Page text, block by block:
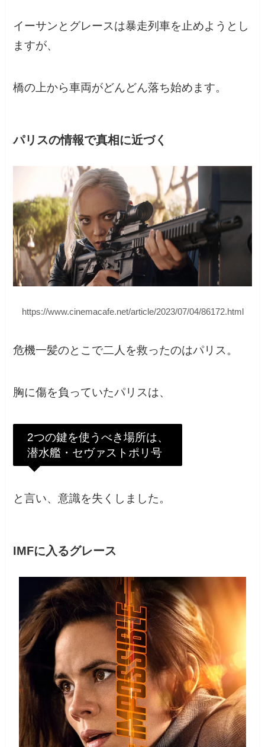
イーサンとグレースは暴走列車を止めようとし
ますが、
橋の上から車両がどんどん落ち始めます。
パリスの情報で真相に近づく
https://www.cinemacafe.net/article/2023/07/04/86172.html
危機一髪のとこで二人を救ったのはパリス。
胸に傷を負っていたパリスは、
2つの鍵を使うべき場所は、
潜水艦・セヴァストポリ号
と言い、意識を失くしました。
IMFに入るグレース